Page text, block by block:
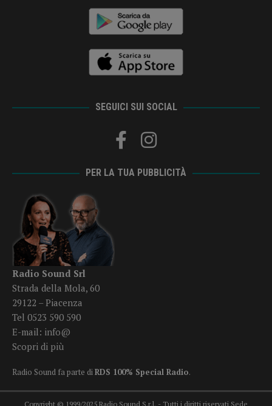
SEGUICI SUI SOCIAL
PER LA TUA PUBBLICITÀ
Radio Sound Srl
Strada della Mola, 60
29122 – Piacenza
Tel 0523 590 590
E-mail: info@
Scopri di più
Radio Sound fa parte diRDS 100% Special Radio.
Copyright © 1999/2025 Radio Sound S.r.l. - Tutti i diritti riservati Sede